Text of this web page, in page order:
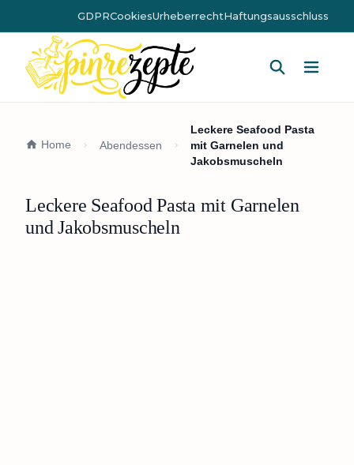
GDPRCookiesUrheberrechtHaftungsausschluss
Home Abendessen
Leckere Seafood Pasta
mit Garnelen und
Jakobsmuscheln
Leckere Seafood Pasta mit Garnelen
und Jakobsmuscheln